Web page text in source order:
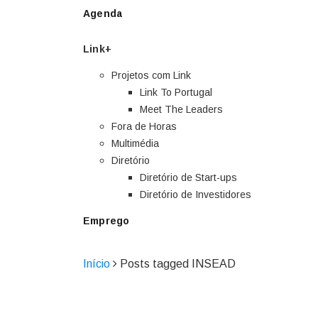
Agenda
Link+
Projetos com Link
Link To Portugal
Meet The Leaders
Fora de Horas
Multimédia
Diretório
Diretório de Start-ups
Diretório de Investidores
Emprego
Início Posts tagged INSEAD